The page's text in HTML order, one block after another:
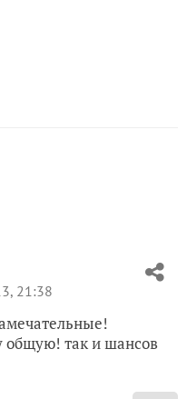
21:38
общую! так и шансов